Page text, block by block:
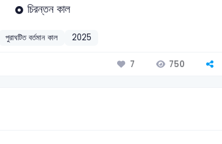
চিরন্তন কাল
পুরাঘটিত বর্তমান কাল 2025
7 750